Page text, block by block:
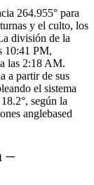
264.955° para
y el culto, los
división de la
10:41 PM,
las 2:18 AM.
a partir de sus
el sistema
según la
anglebased
–